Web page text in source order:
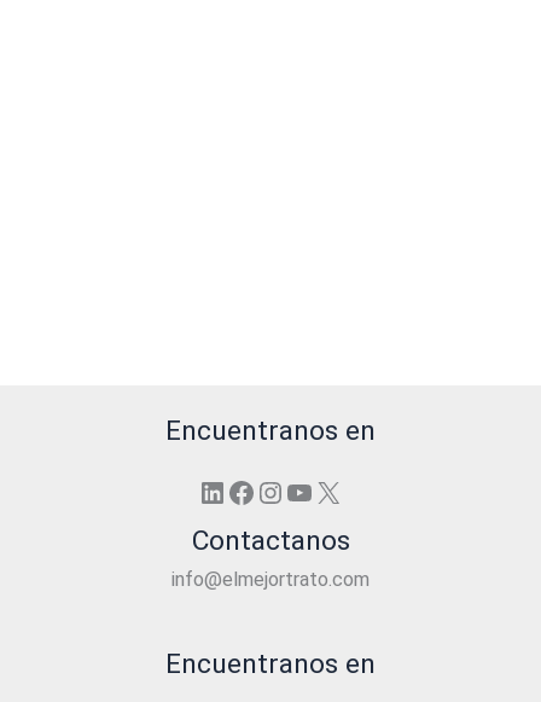
Encuentranos en
LinkedIn
Facebook
Instagram
YouTube
X
Contactanos
info@elmejortrato.com
Encuentranos en